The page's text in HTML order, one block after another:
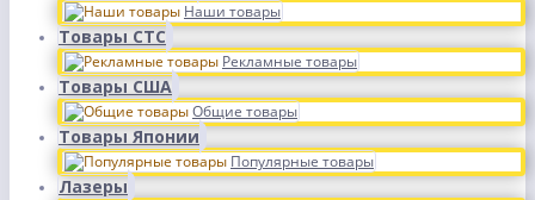
Наши товары
Товары СТС
Рекламные товары
Товары США
Общие товары
Товары Японии
Популярные товары
Лазеры